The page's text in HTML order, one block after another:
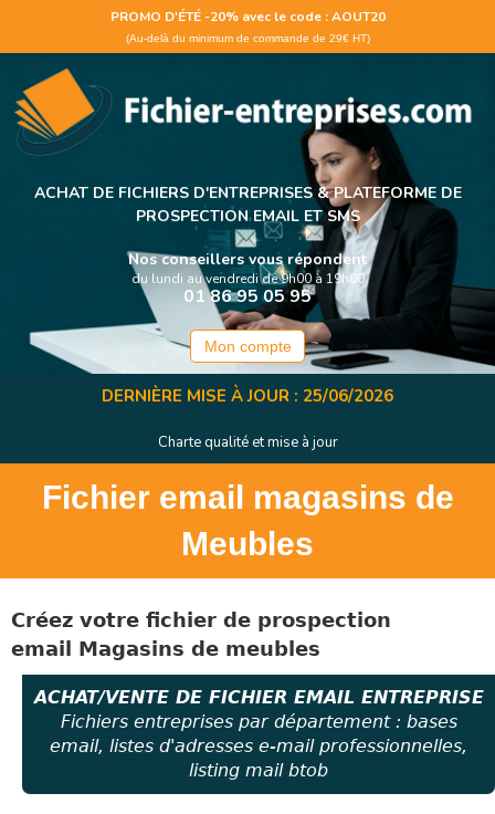
Panneau de gestion des cookies
PROMO D'ÉTÉ -20% avec le code : AOUT20
(Au-delà du minimum de commande de 29€ HT)
ACHAT DE FICHIERS D'ENTREPRISES &PLATEFORME DE
PROSPECTION EMAIL ET SMS
Nos conseillers vous répondent
du lundi au vendredi de 9h00 à 19h00
01 86 95 05 95
Mon compte
DERNIÈRE MISE À JOUR : 25/06/2026
Charte qualité et mise à jour
Fichier email magasins de
Meubles
Créez votre fichier de prospection
email Magasins de meubles
ACHAT/VENTE DE FICHIER EMAIL ENTREPRISE
Fichiers entreprises par département : bases
email, listes d'adresses e-mail professionnelles,
listing mail btob